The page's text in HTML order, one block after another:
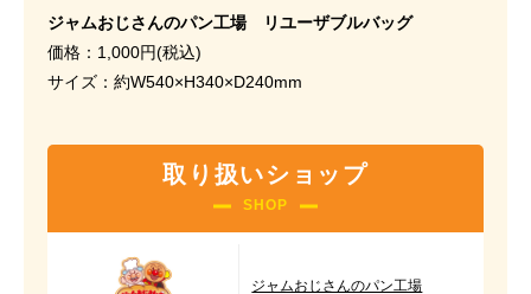
ジャムおじさんのパン工場 リユーザブルバッグ
価格：1,000円(税込)
サイズ：約W540×H340×D240mm
取り扱いショップ
SHOP
ジャムおじさんのパン工場